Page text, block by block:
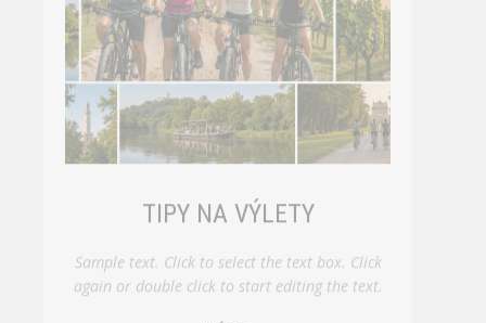
Sample text. Click to select the text box. Click
again or double click to start editing the text.
VÍCE